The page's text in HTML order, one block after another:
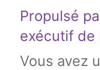
Propulsé
exécutif de
Vous avez